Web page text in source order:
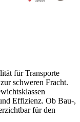
für Transporte
schweren Fracht.
Effizienz. Ob Bau-,
für den